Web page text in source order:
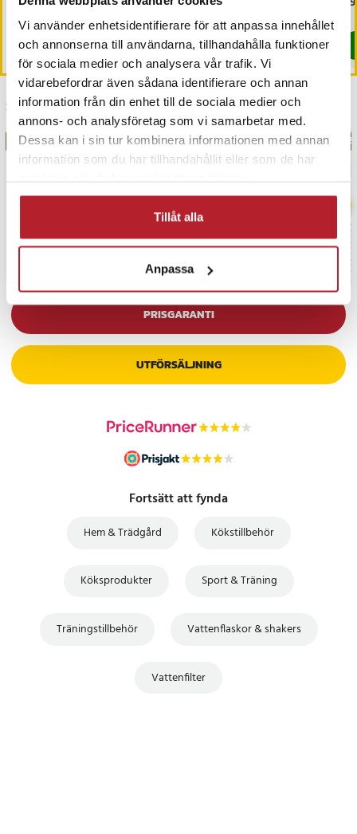
Vi använder enhetsidentifierare för att anpassa innehållet
och annonserna till användarna, tillhandahålla funktioner
för sociala medier och analysera vår trafik. Vi
vidarebefordrar även sådana identifierare och annan
information från din enhet till de sociala medier och
annons- och analysföretag som vi samarbetar med.
Dessa kan i sin tur kombinera informationen med annan
information som du har tillhandahållit eller som de har
Tillåt alla
Anpassa
I lager, levereras inom 1-2 vardagar
Köp
I lager, levereras inom 1-2 vardagar
Köp
Senast besökta
BÄSTSÄLJARE
PRISGARANTI
UTFÖRSÄLJNING
Fortsätt att fynda
Hem & Trädgård Kökstillbehör
Köksprodukter Sport & Träning
Träningstillbehör Vattenflaskor & shakers
Vattenfilter